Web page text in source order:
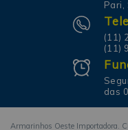
Pari,
(11)
(11)
das
Armarinhos Oeste Importadora.